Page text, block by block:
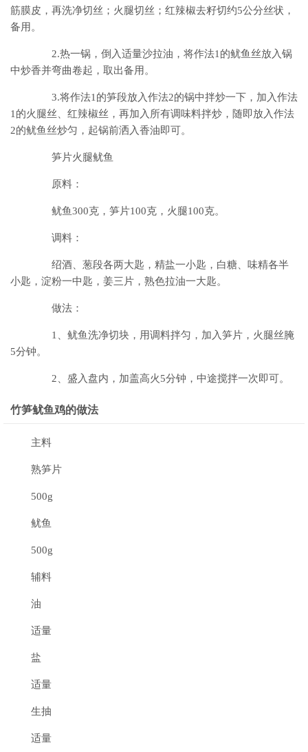
筋膜皮，再洗净切丝；火腿切丝；红辣椒去籽切约5公分丝状，
备用。
2.热一锅，倒入适量沙拉油，将作法1的鱿鱼丝放入锅
中炒香并弯曲卷起，取出备用。
3.将作法1的笋段放入作法2的锅中拌炒一下，加入作法
1的火腿丝、红辣椒丝，再加入所有调味料拌炒，随即放入作法
2的鱿鱼丝炒匀，起锅前洒入香油即可。
笋片火腿鱿鱼
原料：
鱿鱼300克，笋片100克，火腿100克。
调料：
绍酒、葱段各两大匙，精盐一小匙，白糖、味精各半
小匙，淀粉一中匙，姜三片，熟色拉油一大匙。
做法：
1、鱿鱼洗净切块，用调料拌匀，加入笋片，火腿丝腌
5分钟。
2、盛入盘内，加盖高火5分钟，中途搅拌一次即可。
竹笋鱿鱼鸡的做法
主料
熟笋片
500g
鱿鱼
500g
辅料
油
适量
盐
适量
生抽
适量